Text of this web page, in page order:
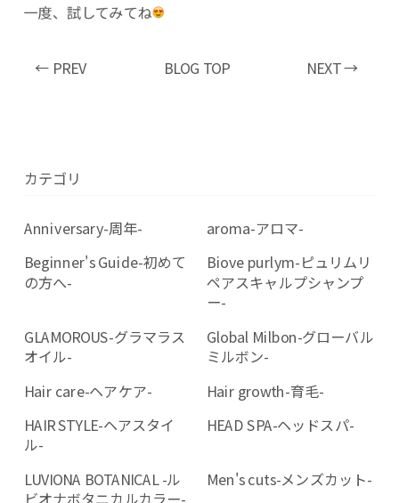
一度、試してみてね
← PREV BLOG TOP NEXT →
カテゴリ
Anniversary-周年-
aroma-アロマ-
Beginner's Guide-初めて
の方へ-
Biove purlym-ピュリムリ
ペアスキャルプシャンプ
ー-
GLAMOROUS-グラマラス
オイル-
Global Milbon-グローバル
ミルボン-
Hair care-ヘアケア-
Hair growth-育毛-
HAIR STYLE-ヘアスタイ
ル-
HEAD SPA-ヘッドスパ-
LUVIONA BOTANICAL -ル
ビオナボタニカルカラー-
Men's cuts-メンズカット-